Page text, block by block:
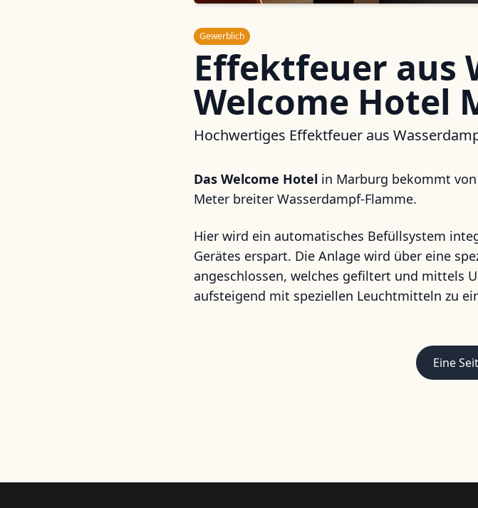
Gewerblich
Effektfeuer aus
Welcome Hotel
Hochwertiges Effektfeuer aus
Das Welcome Hotel in Marburg bekommt
Meter breiter Wasserdampf-Flamme.
Hier wird ein automatisches Befüllsystem
Gerätes erspart. Die Anlage wird über eine
angeschlossen, welches gefiltert und mittels
aufsteigend mit speziellen Leuchtmitteln zu
Eine